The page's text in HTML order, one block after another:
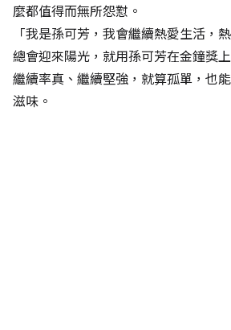
麼都值得而無所怨懟。
「我是孫可芳，我會繼續熱愛生活，
總會迎來陽光，就用孫可芳在金鐘獎
繼續率真、繼續堅強，就算孤單，也
滋味。